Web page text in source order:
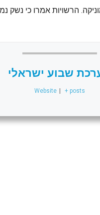
הרשויות אמרו כי
שבוע ישראלי
Website + posts